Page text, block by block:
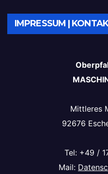
IMPRESSUM |
Mittleres
92676
Tel: +49 /
Mail: